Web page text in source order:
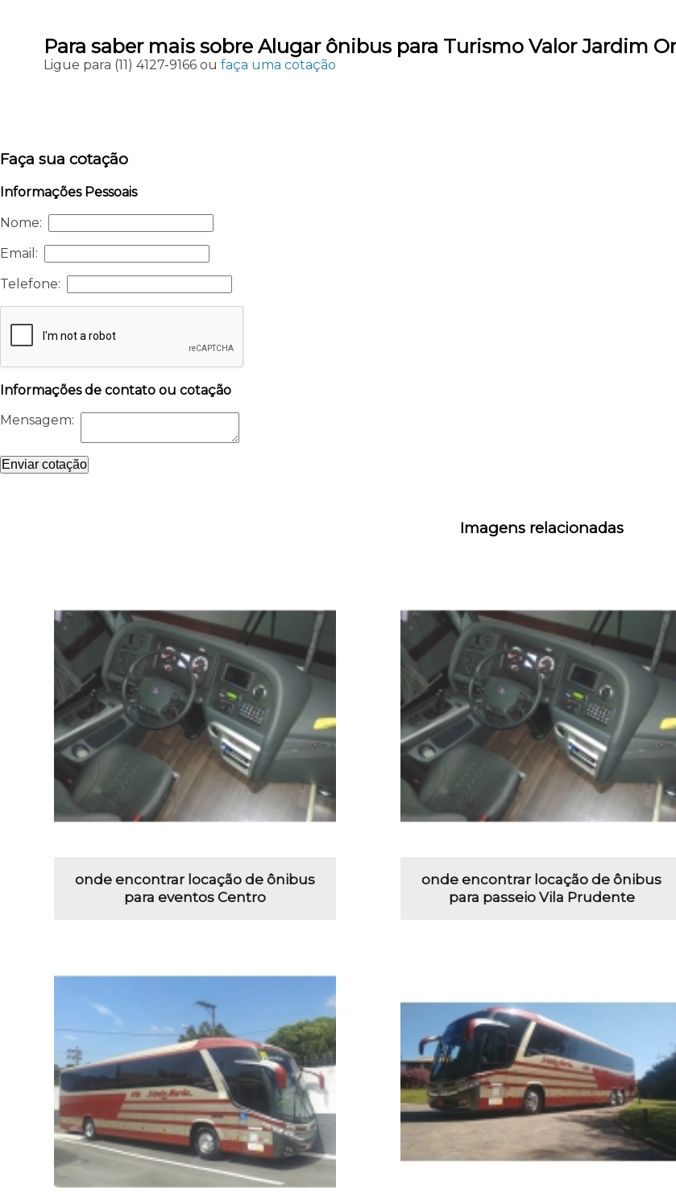
Para saber mais sobre Alugar ônibus para Turismo Valor Jardim
Ligue para (11) 4127-9166ou faça uma cotação
Faça sua cotação
Informações Pessoais
Nome:
Email:
Telefone:
Informações de contato ou cotação
Mensagem:
Enviar cotação
Imagens relacionadas
onde encontrar locação de ônibus
para eventos Centro
onde encontrar locação de ônibus
para passeio Vila Prudente